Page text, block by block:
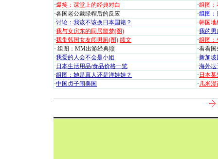
·爆笑：课堂上的经典对白 ·组图：
·各国老公戴绿帽后的反应 ·组图：
·讨论：我该不该换日本国籍？ ·韩国地
·我与女房东的同居噩梦(图) ·我的男
·我带韩国女友闯男厕(图) 续文 ·组图：
· 组图：MM出游经典照 ·看看国
·我爱的人会不会是小姐 ·新加坡
· 日本生活用品/食品价格一览 ·海外坛
·组图：她是真人还是洋娃娃？ · 日本
·中国贞子闹美国 · 几米